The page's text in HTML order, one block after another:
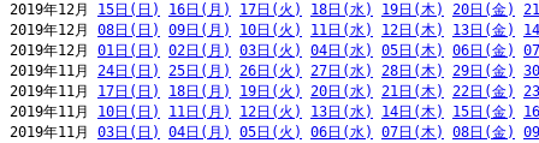
2019年12月 15日(日) 16日(月) 17日(火) 18日(水) 19日(木) 20日(金)
2019年12月 08日(日) 09日(月) 10日(火) 11日(水) 12日(木) 13日(金)
2019年12月 01日(日) 02日(月) 03日(火) 04日(水) 05日(木) 06日(金)
2019年11月 24日(日) 25日(月) 26日(火) 27日(水) 28日(木) 29日(金)
2019年11月 17日(日) 18日(月) 19日(火) 20日(水) 21日(木) 22日(金)
2019年11月 10日(日) 11日(月) 12日(火) 13日(水) 14日(木) 15日(金)
2019年11月 03日(日) 04日(月) 05日(火) 06日(水) 07日(木) 08日(金)